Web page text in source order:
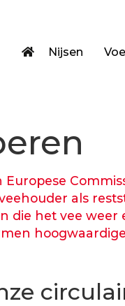
Nijsen
Europese
als
die het vee weer